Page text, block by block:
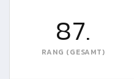
87.
RANG (GESAMT)